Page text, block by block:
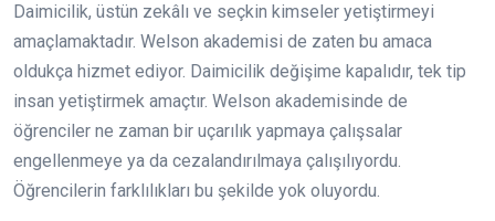
Daimicilik, üstün zekâlı ve seçkin kimseler yetiştirmeyi
amaçlamaktadır. Welson akademisi de zaten bu amaca
oldukça hizmet ediyor. Daimicilik değişime kapalıdır, tek tip
insan yetiştirmek amaçtır. Welson akademisinde de
öğrenciler ne zaman bir uçarılık yapmaya çalışsalar
engellenmeye ya da cezalandırılmaya çalışılıyordu.
Öğrencilerin farklılıkları bu şekilde yok oluyordu.